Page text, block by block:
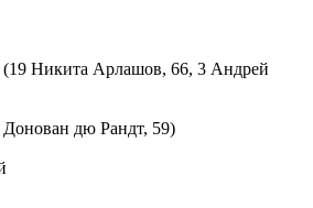
(19 Никита Арлашов, 66, 3 Андрей
дю Рандт, 59)